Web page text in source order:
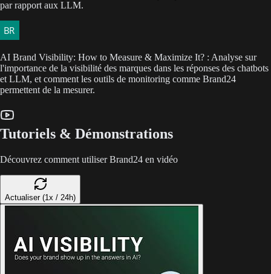
par rapport aux LLM.
AI Brand Visibility: How to Measure & Maximize It? : Analyse sur
l'importance de la visibilité des marques dans les réponses des chatbots
et LLM, et comment les outils de monitoring comme Brand24
permettent de la mesurer.
Tutoriels & Démonstrations
Découvrez comment utiliser Brand24 en vidéo
Actualiser (1x / 24h)